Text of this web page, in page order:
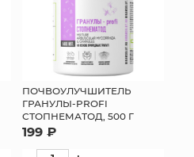
ПОЧВОУЛУЧШИТЕЛЬ
ГРАНУЛЫ-PROFI
СТОПНЕМАТОД, 500 Г
199 ₽